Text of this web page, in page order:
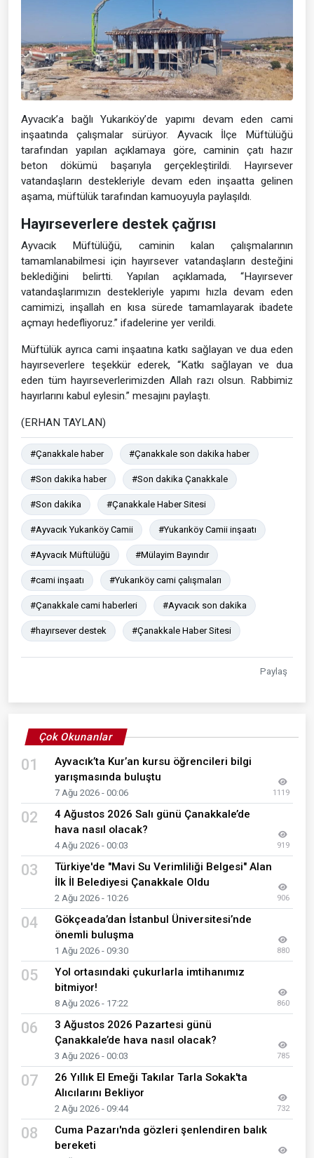
Ayvacık’a bağlı Yukarıköy’de yapımı devam eden cami
inşaatında çalışmalar sürüyor. Ayvacık İlçe Müftülüğü
tarafından yapılan açıklamaya göre, caminin çatı hazır
beton dökümü başarıyla gerçekleştirildi. Hayırsever
vatandaşların destekleriyle devam eden inşaatta gelinen
aşama, müftülük tarafından kamuoyuyla paylaşıldı.
Hayırseverlere destek çağrısı
Ayvacık Müftülüğü, caminin kalan çalışmalarının
tamamlanabilmesi için hayırsever vatandaşların desteğini
beklediğini belirtti. Yapılan açıklamada, “Hayırsever
vatandaşlarımızın destekleriyle yapımı hızla devam eden
camimizi, inşallah en kısa sürede tamamlayarak ibadete
açmayı hedefliyoruz.” ifadelerine yer verildi.
Müftülük ayrıca cami inşaatına katkı sağlayan ve dua eden
hayırseverlere teşekkür ederek, “Katkı sağlayan ve dua
eden tüm hayırseverlerimizden Allah razı olsun. Rabbimiz
hayırlarını kabul eylesin.” mesajını paylaştı.
(ERHAN TAYLAN)
#Çanakkale haber #Çanakkale son dakika haber
#Son dakika haber #Son dakika Çanakkale
#Son dakika #Çanakkale Haber Sitesi
#Ayvacık Yukarıköy Camii #Yukarıköy Camii inşaatı
#Ayvacık Müftülüğü #Mülayim Bayındır
#cami inşaatı #Yukarıköy cami çalışmaları
#Çanakkale cami haberleri #Ayvacık son dakika
#hayırsever destek #Çanakkale Haber Sitesi
Paylaş
Çok Okunanlar
01
Ayvacık’ta Kur’an kursu öğrencileri bilgi
yarışmasında buluştu
7 Ağu 2026 - 00:06 1119
02
4 Ağustos 2026 Salı günü Çanakkale’de
hava nasıl olacak?
4 Ağu 2026 - 00:03 919
03
Türkiye'de "Mavi Su Verimliliği Belgesi" Alan
İlk İl Belediyesi Çanakkale Oldu
2 Ağu 2026 - 10:26 906
04
Gökçeada’dan İstanbul Üniversitesi’nde
önemli buluşma
1 Ağu 2026 - 09:30 880
05
Yol ortasındaki çukurlarla imtihanımız
bitmiyor!
8 Ağu 2026 - 17:22 860
06
3 Ağustos 2026 Pazartesi günü
Çanakkale’de hava nasıl olacak?
3 Ağu 2026 - 00:03 785
07
26 Yıllık El Emeği Takılar Tarla Sokak'ta
Alıcılarını Bekliyor
2 Ağu 2026 - 09:44 732
08
Cuma Pazarı'nda gözleri şenlendiren balık
bereketi